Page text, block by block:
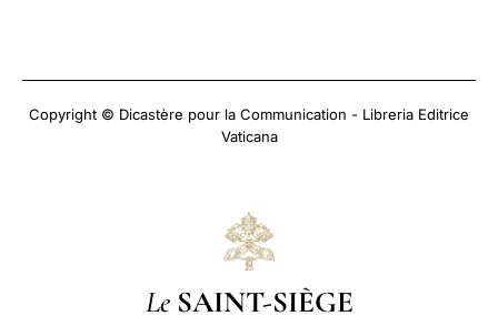
Copyright © Dicastère pour la Communication - Libreria Editrice
Vaticana
Le SAINT-SIÈGE